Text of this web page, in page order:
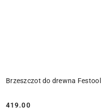
Brzeszczot do drewna
419.00